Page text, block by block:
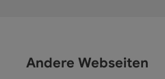
Andere Webseiten